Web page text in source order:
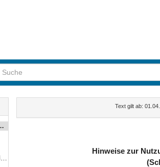
Text gilt ab:
Hinweise zur